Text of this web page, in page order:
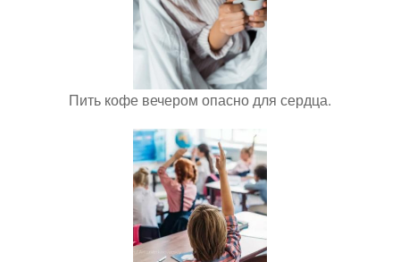
Пить кофе вечером опасно для сердца.